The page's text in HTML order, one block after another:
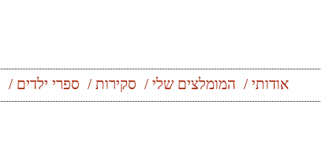
אודותי המומלצים שלי סקירות ספרי ילדים